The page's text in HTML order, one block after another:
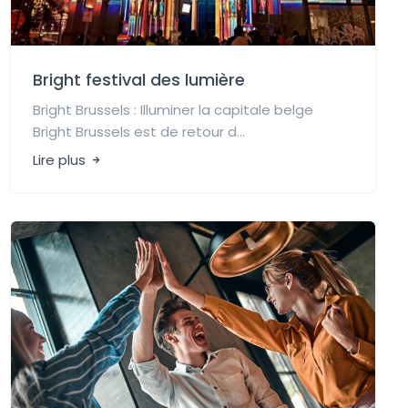
Bright festival des lumière
Bright Brussels : Illuminer la capitale belge
Bright Brussels est de retour d...
Lire plus